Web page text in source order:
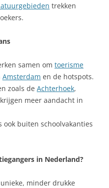
trekken
samen om toerisme
Amsterdam en de hotspots.
zoals de Achterhoek,
meer aandacht in
buiten schoolvakanties
in Nederland?
minder drukke